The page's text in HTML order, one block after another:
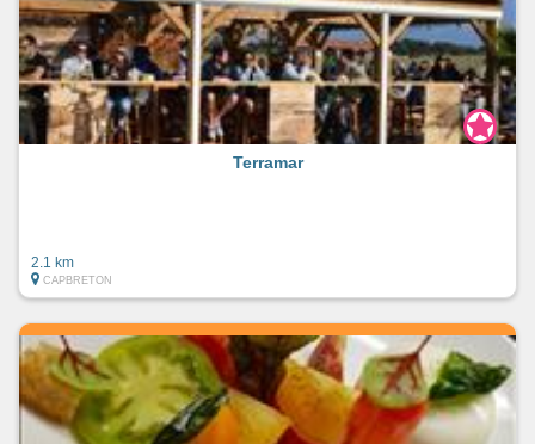
Terramar
2.1 km
CAPBRETON